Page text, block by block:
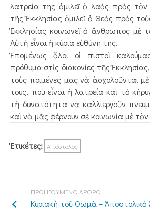
λατρεία της ὁμιλεῖ ὁ λαὸς πρὸς
τῆς Ἐκκλησίας ὁμιλεῖ ὁ Θεὸς πρὸς
Ἐκκλησίας κοινωνεῖ ὁ ἄνθρωπος μὲ
Αὐτὴ εἶναι ἡ κύρια εὐθύνη της.
Ἑπομένως ὅλοι οἱ πιστοὶ
πρόθυμα στὶς διακο­νίες τῆς
τοὺς ποιμένες μας νὰ ἀσχολοῦνται
τους, ποὺ εἶναι ἡ λατρεία καὶ τὸ
τὴ δυνα­τότητα νὰ καλλιεργοῦν
καὶ νὰ μᾶς φέρνουν σὲ κοινωνία μὲ
Ἐτικέτες: Απόστολος
ΠΡΟΗΓΟΥΜΕΝΟ ΑΡΘΡΟ
Κυριακή τοῦ Θωμᾶ –